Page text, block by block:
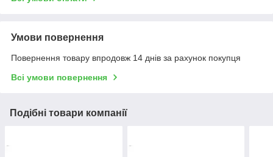
Умови повернення
Повернення товару впродовж 14 днів за рахунок покупця
Всі умови повернення
Подібні товари компанії